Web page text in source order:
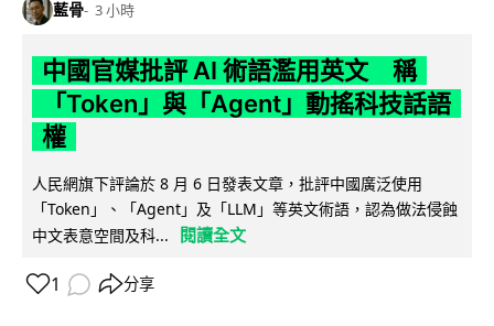
藍骨 3 小時
中國官媒批評 AI 術語濫用英文 稱
「Token」與「Agent」動搖科技話語
權
人民網旗下評論於 8 月 6 日發表文章，批評中國廣泛使用
「Token」、「Agent」及「LLM」等英文術語，認為做法侵蝕
中文表意空間及科...
閱讀全文
1 分享